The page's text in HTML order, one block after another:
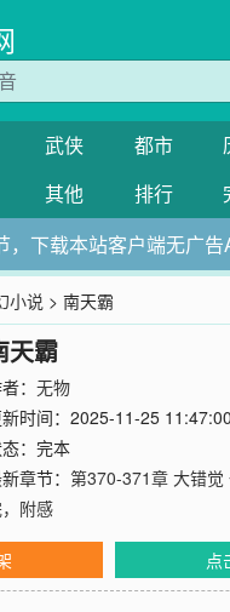
武侠 都市
其他 排行
，下载本站客户端无广告
小说 > 南天霸
天霸
： 无物
时间：2025-11-25 11:47:00
：完本
章节： 第370-371章 大错觉
附感
点